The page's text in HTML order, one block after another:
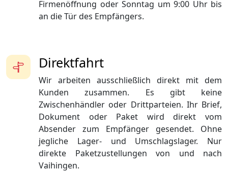
Direktfahrt
Wir arbeiten ausschließlich direkt mit dem
Kunden zusammen. Es gibt keine
Zwischenhändler oder Drittparteien. Ihr Brief,
Dokument oder Paket wird direkt vom
Absender zum Empfänger gesendet. Ohne
jegliche Lager- und Umschlagslager. Nur
direkte Paketzustellungen von und nach
Vaihingen.
Firmenöffnung oder Sonntag um 9:00 Uhr bis
an die Tür des Empfängers.